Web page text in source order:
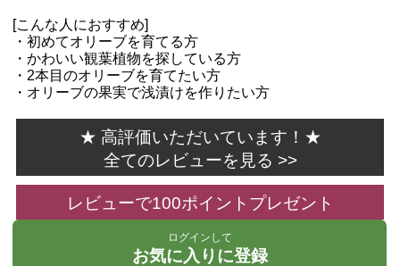
[こんな人におすすめ]
・初めてオリーブを育てる方
・かわいい観葉植物を探している方
・2本目のオリーブを育てたい方
・オリーブの果実で浅漬けを作りたい方
★ 高評価いただいています！★
全てのレビューを見る >>
レビューで100ポイントプレゼント
ログインして
お気に入りに登録